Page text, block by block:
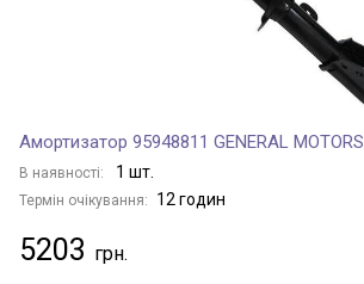
Амортизатор 95948811 GENERAL MOTORS
В наявності: 1 шт.
Термін очікування: 12 годин
5203